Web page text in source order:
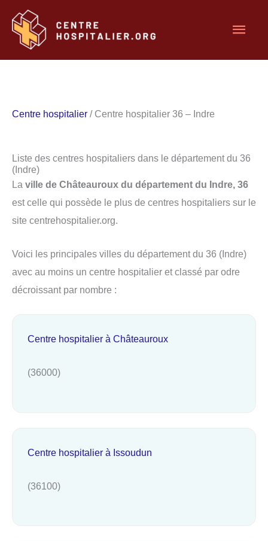
contenu
Centre hospitalier / Centre hospitalier 36 – Indre
Liste des centres hospitaliers dans le département du 36
(Indre)
La ville de Châteauroux du département du Indre, 36
est celle qui possède le plus de centres hospitaliers sur le
site centrehospitalier.org.
Voici les principales villes du département du 36 (Indre)
avec au moins un centre hospitalier et classé par odre
décroissant par nombre :
Centre hospitalier à Châteauroux
(36000)
Centre hospitalier à Issoudun
(36100)